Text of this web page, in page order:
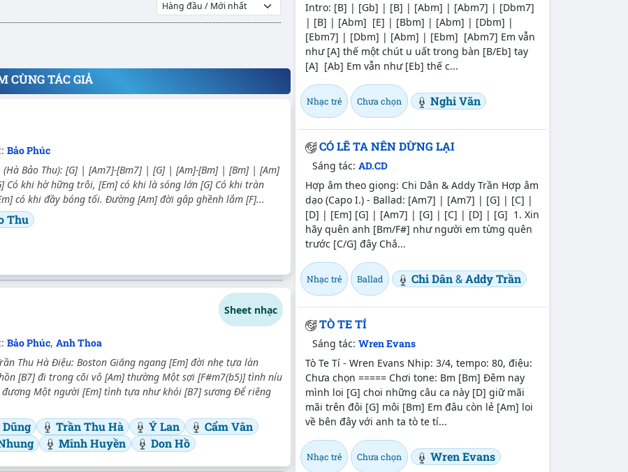
CÙNG TÁC GIẢ
Bảo Phúc
(Hà Bảo Thu): [G] | [Am7]-[Bm7] | [G] | [Am]-[Bm] | [Bm] | [Am]
Có khi hờ hững trôi, [Em] có khi là sóng lớn [G] Có khi tràn
có khi đầy bóng tối. Đường [Am] đời gập ghềnh lắm [F]...
Thu
Sheet nhạc
Bảo Phúc, Anh Thoa
Thu Hà Điệu: Boston Giăng ngang [Em] đời nhẹ tựa làn
[B7] đi trong cõi vô [Am] thường Một sợi [F#m7(b5)] tình níu
đương Một người [Em] tình tựa như khói [B7] sương Để riêng
Dũng Trần Thu Hà Ý Lan
Cẩm Vân
Minh Huyền Don Hồ
Intro: [B] | [Gb] | [B] | [Abm] | [Abm7] | [Dbm7]
| [B] | [Abm] [E] | [Bbm] | [Abm] | [Dbm] |
[Ebm7] | [Dbm] | [Abm] | [Ebm] [Abm7] Em vẫn
như [A] thế một chút u uất trong bàn [B/Eb] tay
[A] [Ab] Em vẫn như [Eb] thế c...
Nhạc trẻ Chưa chọn Nghi Văn
CÓ LẼ TA NÊN DỪNG LẠI
Sáng tác:AD.CD
Hợp âm theo giọng: Chi Dân & Addy Trần Hợp âm
dạo (Capo I.) - Ballad: [Am7] | [Am7] | [G] | [C] |
[D] | [Em] [G] | [Am7] | [G] | [C] | [D] | [G] 1. Xin
hãy quên anh [Bm/F#] như người em từng quên
trước [C/G] đây Chắ...
Nhạc trẻ Ballad Chi Dân&Addy Trần
TÒ TE TÍ
Sáng tác:Wren Evans
Tò Te Tí - Wren Evans Nhịp: 3/4, tempo: 80, điệu:
Chưa chọn ===== Chơi tone: Bm [Bm] Đêm nay
mình loi [G] choi những câu ca này [D] giữ mãi
mãi trên đôi [G] môi [Bm] Em đâu còn lẻ [Am] loi
về bên đây với anh ta tò te tí...
Nhạc trẻ Chưa chọn Wren Evans